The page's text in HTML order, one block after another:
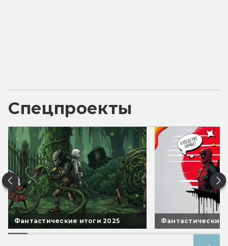
Спецпроекты
Фантастические итоги 2025 Фантастические